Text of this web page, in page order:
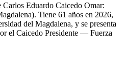
Eduardo Caicedo Omar:
Tiene 61 años en 2026,
del Magdalena, y se presenta
el Caicedo Presidente — Fuerza